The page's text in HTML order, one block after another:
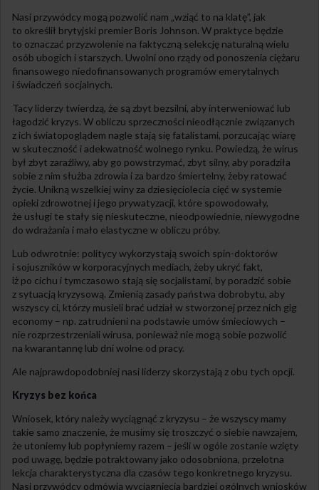
Nasi przywódcy mogą pozwolić nam „wziąć to na klatę”, jak
to określił brytyjski premier Boris Johnson. W praktyce będzie
to oznaczać przyzwolenie na faktyczną selekcję naturalną wielu
osób ubogich i starszych. Uwolni ono rządy od ponoszenia ciężaru
finansowego niedofinansowanych programów emerytalnych
i świadczeń socjalnych.
Tacy liderzy twierdzą, że są zbyt bezsilni, aby interweniować lub
łagodzić kryzys. W obliczu sprzeczności nieodłącznie związanych
z ich światopoglądem nagle stają się fatalistami, porzucając wiarę
w skuteczność i adekwatność wolnego rynku. Powiedzą, że wirus
był zbyt zaraźliwy, aby go powstrzymać, zbyt silny, aby poradziła
sobie z nim służba zdrowia i za bardzo śmiertelny, żeby ratować
życie. Unikną wszelkiej winy za dziesięciolecia cięć w systemie
opieki zdrowotnej i jego prywatyzacji, które spowodowały,
że usługi te stały się nieskuteczne, nieodpowiednie, niewygodne
do wdrażania i mało elastyczne w obliczu próby.
Lub odwrotnie: politycy wykorzystają swoich spin-doktorów
i sojuszników w korporacyjnych mediach, żeby ukryć fakt,
iż po cichu i tymczasowo stają się socjalistami, by poradzić sobie
z sytuacją kryzysową. Zmienią zasady państwa dobrobytu, aby
wszyscy ci, którzy musieli brać udział w stworzonej przez nich gig
economy – np. zatrudnieni na podstawie umów śmieciowych –
nie rozprzestrzeniali wirusa, ponieważ nie mogą sobie pozwolić
na kwarantannę lub dni wolne od pracy.
Ale najprawdopodobniej nasi liderzy skorzystają z obu tych opcji.
Kryzys bez końca
Wniosek, który należy wyciągnąć z kryzysu – że wszyscy mamy
takie samo znaczenie, że musimy się troszczyć o siebie nawzajem,
że utoniemy lub popłyniemy razem – jeśli w ogóle zostanie wzięty
pod uwagę, będzie potraktowany jako odosobniona, przelotna
lekcja charakterystyczna dla czasów tego konkretnego kryzysu.
Nasi przywódcy odmówią wyciągnięcia bardziej ogólnych wniosków